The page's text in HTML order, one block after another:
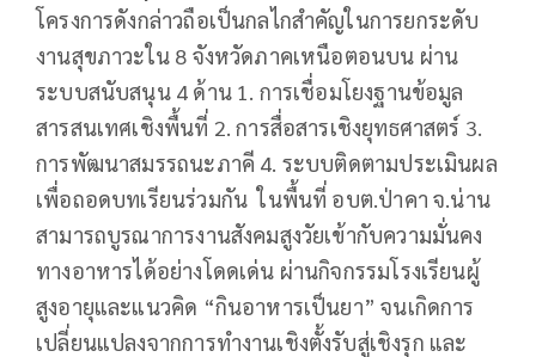
โครงการดังกล่าวถือเป็นกลไกสำคัญในการยกระดับ
งานสุขภาวะใน 8 จังหวัดภาคเหนือตอนบน ผ่าน
ระบบสนับสนุน 4 ด้าน 1. การเชื่อมโยงฐานข้อมูล
สารสนเทศเชิงพื้นที่ 2. การสื่อสารเชิงยุทธศาสตร์ 3.
การพัฒนาสมรรถนะภาคี 4. ระบบติดตามประเมินผล
เพื่อถอดบทเรียนร่วมกัน ในพื้นที่ อบต.ป่าคา จ.น่าน
สามารถบูรณาการงานสังคมสูงวัยเข้ากับความมั่นคง
ทางอาหารได้อย่างโดดเด่น ผ่านกิจกรรมโรงเรียนผู้
สูงอายุและแนวคิด “กินอาหารเป็นยา” จนเกิดการ
เปลี่ยนแปลงจากการทำงานเชิงตั้งรับสู่เชิงรุก และ